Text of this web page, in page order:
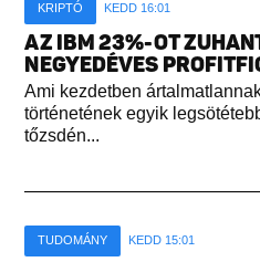
KRIPTÓ KEDD 16:01
AZ IBM 23%-OT
NEGYEDÉVES
Ami kezdetben
történetének egyik
tőzsdén...
TUDOMÁNY KEDD 15:01